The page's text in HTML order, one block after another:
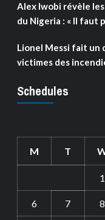
Alex Iwobi révèle
du Nigeria : « Il faut
Lionel Messi fait un
victimes des
Schedules
M T
1
6 7 8